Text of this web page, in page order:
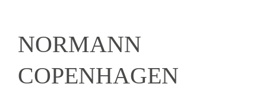
NORMANN
COPENHAGEN